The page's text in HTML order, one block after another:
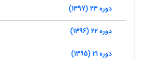
دوره 23 (1397)
دوره 22 (1396)
دوره 21 (1395)